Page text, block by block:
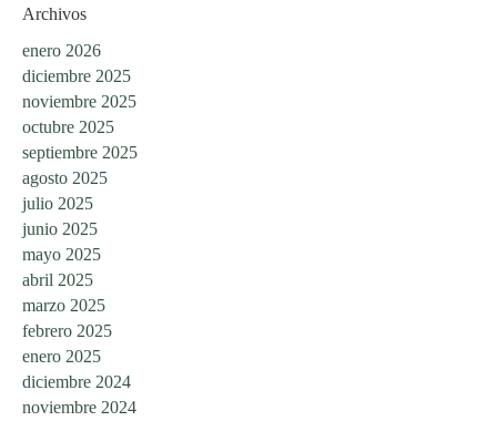
Archivos
enero 2026
diciembre 2025
noviembre 2025
octubre 2025
septiembre 2025
agosto 2025
julio 2025
junio 2025
mayo 2025
abril 2025
marzo 2025
febrero 2025
enero 2025
diciembre 2024
noviembre 2024